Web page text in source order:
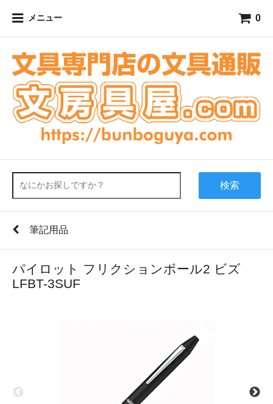
メニュー 0
検索
筆記用品
パイロット フリクションボール2 ビズ
LFBT-3SUF